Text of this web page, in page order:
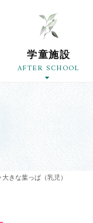
学童施設
AFTER SCHOOL
大きな葉っぱ（乳児）